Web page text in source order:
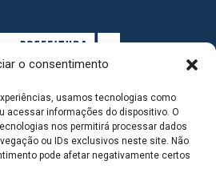
o consentimento
usamos tecnologias como
acessar informações do dispositivo. O
nos permitirá processar dados
ou IDs exclusivos neste site. Não
pode afetar negativamente certos